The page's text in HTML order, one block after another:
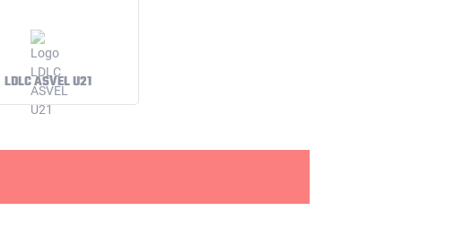
LDLC ASVEL U21